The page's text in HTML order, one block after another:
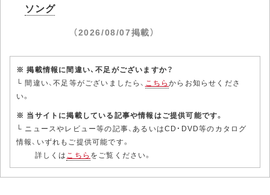
ソング
（2026/08/07掲載）
※ 掲載情報に間違い、不足がございますか？
└ 間違い、不足等がございましたら、 こちらからお知らせくださ
い。
※ 当サイトに掲載している記事や情報はご提供可能です。
└ ニュースやレビュー等の記事、あるいはCD・DVD等のカタログ
情報、いずれもご提供可能です。
詳しくはこちら をご覧ください。